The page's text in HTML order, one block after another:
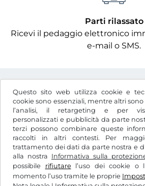
Questo sito web utilizza cookie e
cookie sono essenziali, mentre altri
l’analisi, il retargeting e per
personalizzati e pubblicità da parte
terzi possono combinare queste
raccolti in altri contesti. Per
trattamento dei dati da parte nostra e
alla nostra Informativa sulla
possibile rifiutarel’uso dei cookie o
momento l’uso tramite le proprie
Parti rilassato
Ricevi il pedaggio elettronico
e-mail o SMS.
KčCZK
Facebook Instagram
CGC / Diritto di recesso